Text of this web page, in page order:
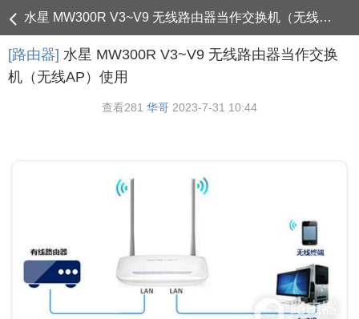
水星 MW300R V3~V9 无线路由器当作交换机（无线AP）使用 - 路由器
[路由器] 水星 MW300R V3~V9 无线路由器当作交换
机（无线AP）使用
查看281 华哥 2023-7-31 10:44